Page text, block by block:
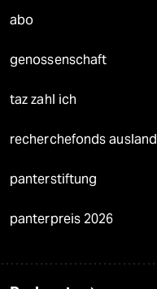
abo
genossenschaft
taz zahl ich
recherchefonds ausland
panterstiftung
panterpreis 2026